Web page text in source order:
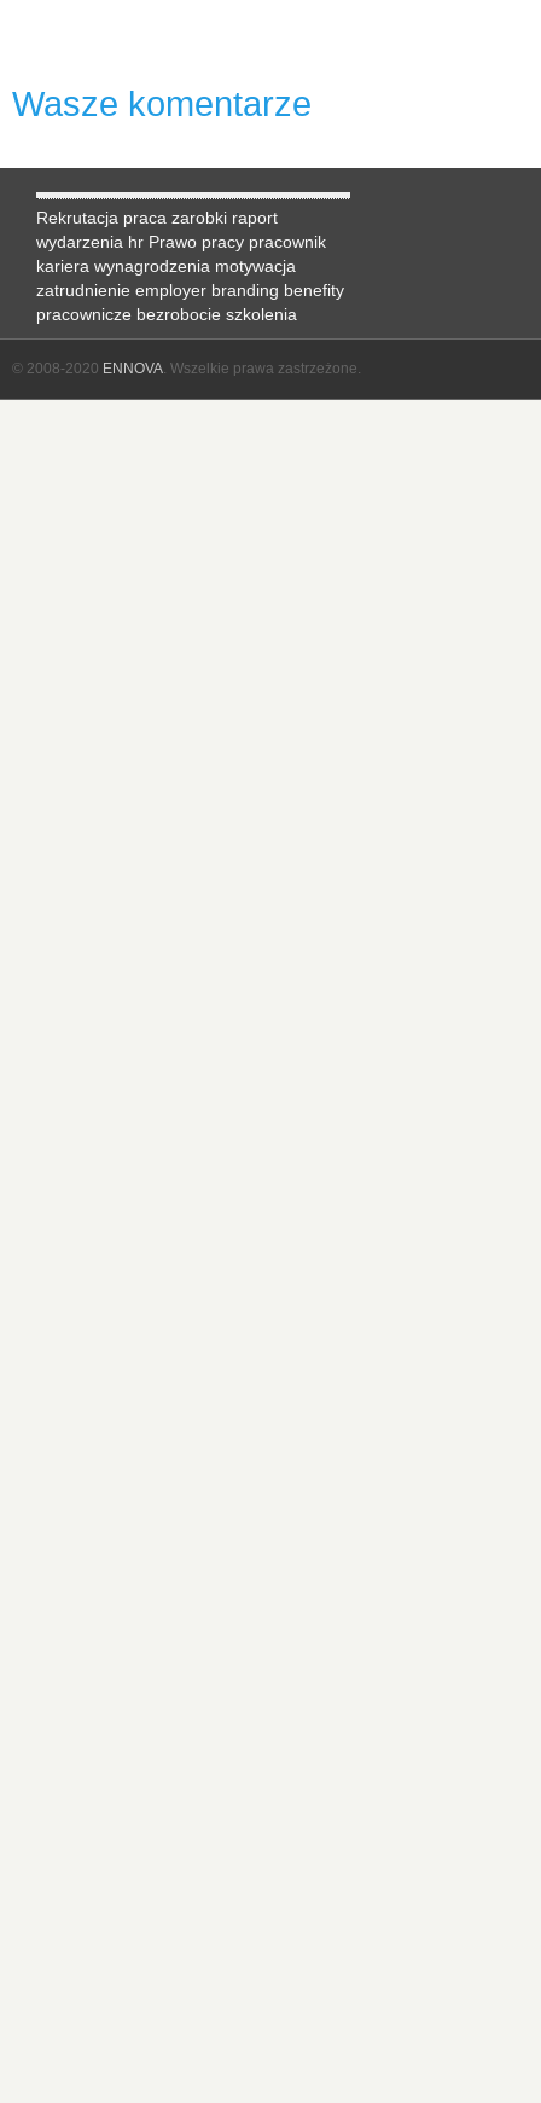
Wasze komentarze
Rekrutacja praca zarobki raport
wydarzenia hr Prawo pracy pracownik
kariera wynagrodzenia motywacja
zatrudnienie employer branding benefity
pracownicze bezrobocie szkolenia
© 2008-2020 ENNOVA. Wszelkie prawa zastrzeżone.